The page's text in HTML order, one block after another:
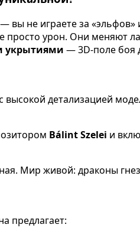
— вы не играете за «эльфов»
просто урон. Они меняют
укрытиями — 3D-поле боя
высокой детализацией
Bálint Szelei и
Мир живой: драконы
предлагает: